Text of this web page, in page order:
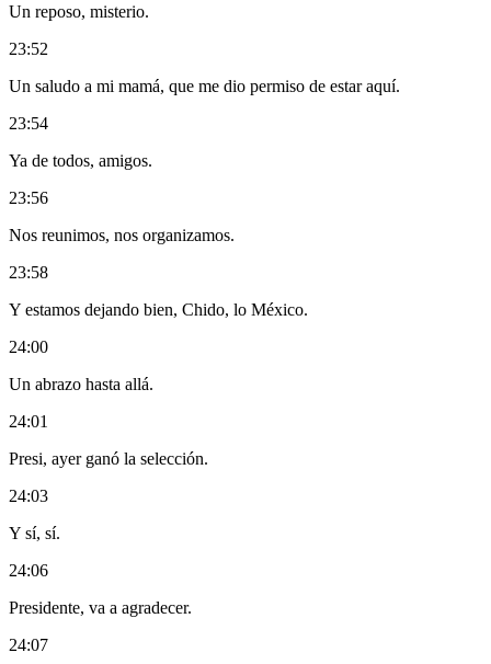
Un reposo, misterio.
23:52
Un saludo a mi mamá, que me dio permiso de estar aquí.
23:54
Ya de todos, amigos.
23:56
Nos reunimos, nos organizamos.
23:58
Y estamos dejando bien, Chido, lo México.
24:00
Un abrazo hasta allá.
24:01
Presi, ayer ganó la selección.
24:03
Y sí, sí.
24:06
Presidente, va a agradecer.
24:07